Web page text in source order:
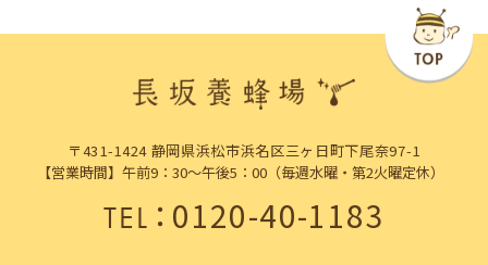
〒431-1424 静岡県浜松市浜名区三ヶ日町下尾奈97-1
【営業時間】午前9：30～午後5：00（毎週水曜・第2火曜定休）
TEL：0120-40-1183